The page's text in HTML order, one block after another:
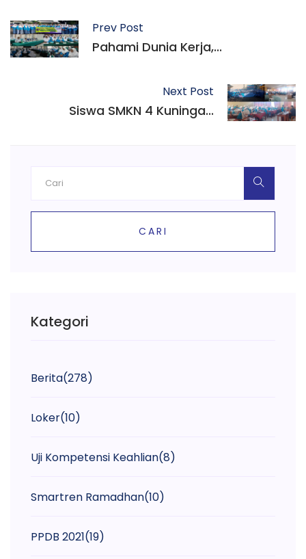
Prev Post
Pahami Dunia Kerja,...
Next Post
Siswa SMKN 4 Kuninga...
CARI
Kategori
Berita(278)
Loker(10)
Uji Kompetensi Keahlian(8)
Smartren Ramadhan(10)
PPDB 2021(19)